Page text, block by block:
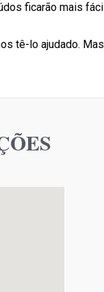
ficarão mais
tê-lo ajudado.